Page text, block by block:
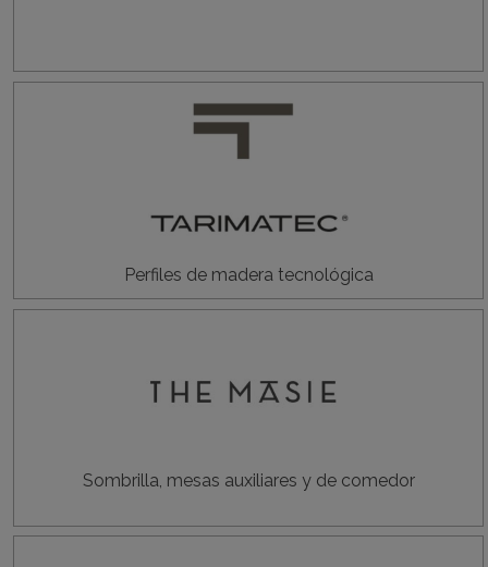
Perfiles de madera tecnológica
Sombrilla, mesas auxiliares y de comedor